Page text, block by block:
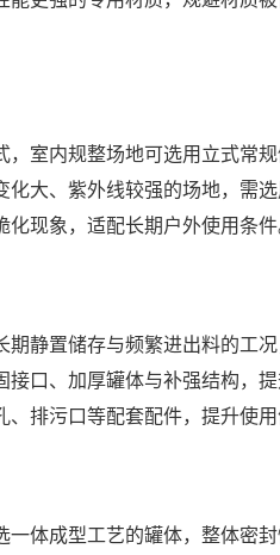
，室内规整场地可选用立式常
化大、紫外线较强的场地，需
现象，适配长期户外使用条件
期静置储存与频繁进出料的工
接口、加厚罐体与补强结构，
排污口等配套配件，提升使用
一体成型工艺的罐体，整体密